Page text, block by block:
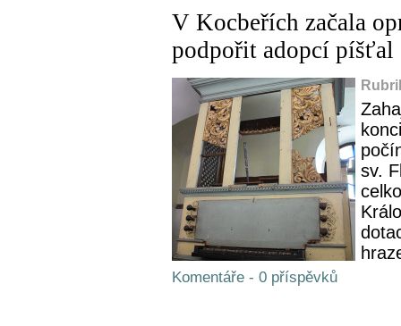
V Kocbeřích začala
podpořit adopcí píšťal
sv.
Komentáře - 0 příspěvků